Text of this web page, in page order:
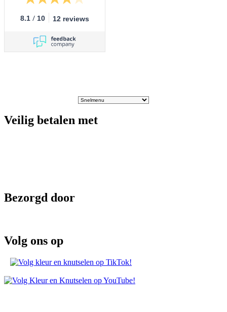
8.1 / 10 12 reviews
Veilig betalen met
Bezorgd door
Volg ons op